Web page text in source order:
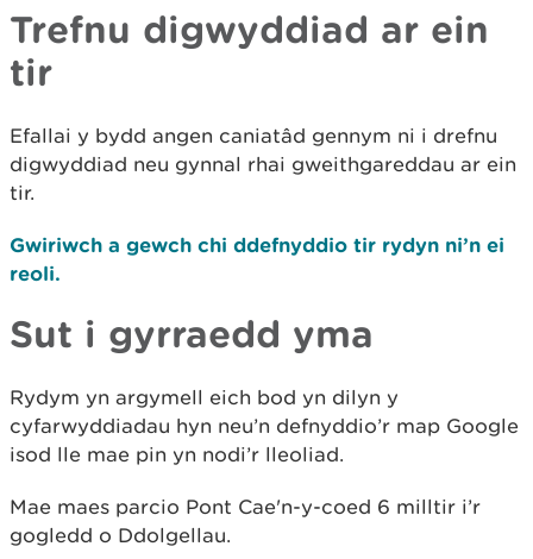
Trefnu digwyddiad ar ein
tir
Efallai y bydd angen caniatâd gennym ni i drefnu
digwyddiad neu gynnal rhai gweithgareddau ar ein
tir.
Gwiriwch a gewch chi ddefnyddio tir rydyn ni’n ei
reoli.
Sut i gyrraedd yma
Rydym yn argymell eich bod yn dilyn y
cyfarwyddiadau hyn neu’n defnyddio’r map Google
isod lle mae pin yn nodi’r lleoliad.
Mae maes parcio Pont Cae'n-y-coed 6 milltir i’r
gogledd o Ddolgellau.